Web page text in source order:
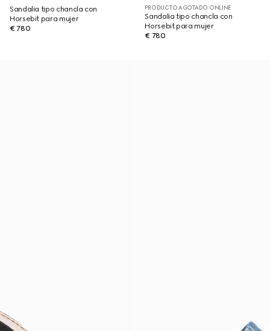
Sandalia tipo chancla con
Horsebit para mujer
€ 780
PRODUCTO AGOTADO ONLINE
Sandalia tipo chancla con
Horsebit para mujer
€ 780